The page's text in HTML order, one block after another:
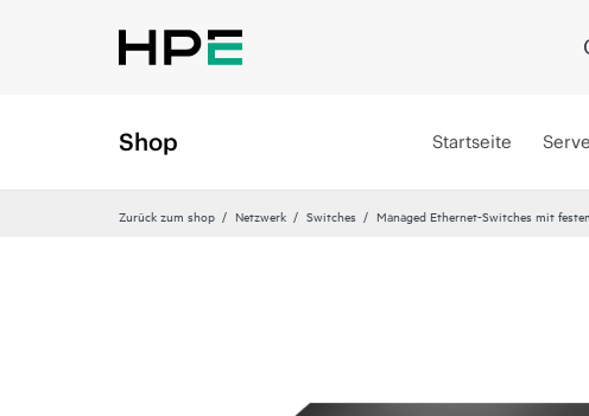
Shop Startseite
Zurück zum shop Netzwerk Switches Managed Ethernet-Switches mit